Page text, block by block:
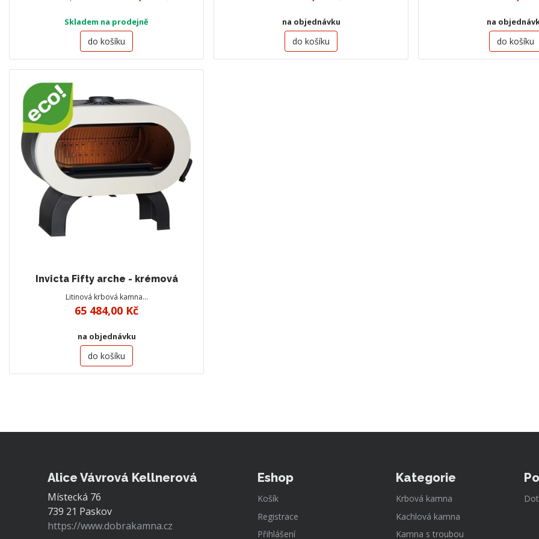
Skladem na prodejně
do košíku
na objednávku
do košíku
na
do košíku
Invicta Fifty arche - krémová
Litinová krbová kamna…
65 484,00 Kč
na objednávku
do košíku
Alice Vávrová Kellnerová
Místecká 76
739 21 Paskov
https://www.dobrakamna.cz
Eshop
Košík
Registrace
Přihlášení
Kategorie
Krbová kamna
Kachlová kamna
Kamna s troubou